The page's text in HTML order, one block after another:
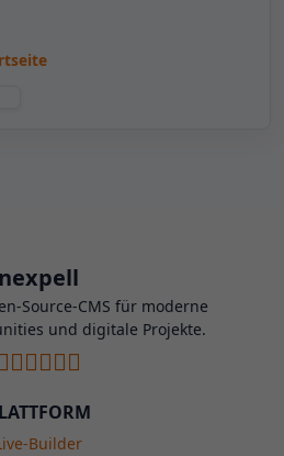
nexpell
Source-CMS für moderne
und digitale Projekte.
Builder